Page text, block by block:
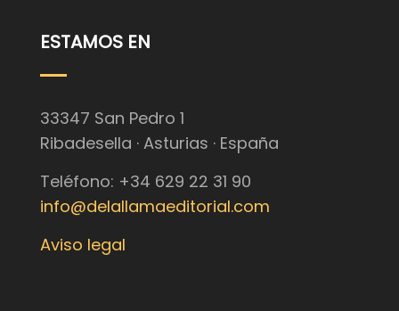
ESTAMOS EN
33347 San Pedro 1
Ribadesella · Asturias · España
Teléfono: +34 629 22 31 90
info@delallamaeditorial.com
Aviso legal